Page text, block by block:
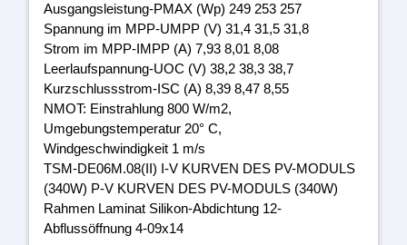
Ausgangsleistung-PMAX (Wp) 249 253 257
Spannung im MPP-UMPP (V) 31,4 31,5 31,8
Strom im MPP-IMPP (A) 7,93 8,01 8,08
Leerlaufspannung-UOC (V) 38,2 38,3 38,7
Kurzschlussstrom-ISC (A) 8,39 8,47 8,55
NMOT: Einstrahlung 800 W/m2,
Umgebungstemperatur 20° C,
Windgeschwindigkeit 1 m/s
TSM-DE06M.08(II) I-V KURVEN DES PV-MODULS
(340W) P-V KURVEN DES PV-MODULS (340W)
Rahmen Laminat Silikon-Abdichtung 12-
Abflussöffnung 4-09x14